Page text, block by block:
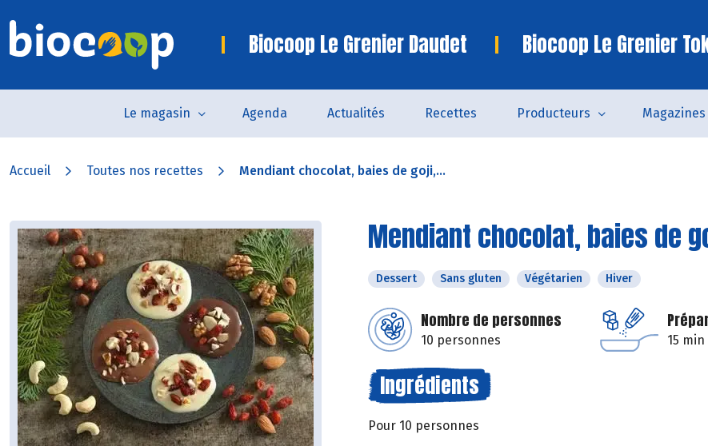
Biocoop Le Grenier Daudet Biocoop Le Grenier
Le magasin Agenda Actualités Recettes Producteurs Magazines
Accueil Toutes nos recettes Mendiant chocolat, baies de goji,...
Mendiant chocolat, baies de
Dessert Sans gluten Végétarien Hiver
Nombre de personnes
10 personnes 15 min
Ingrédients
Pour 10 personnes